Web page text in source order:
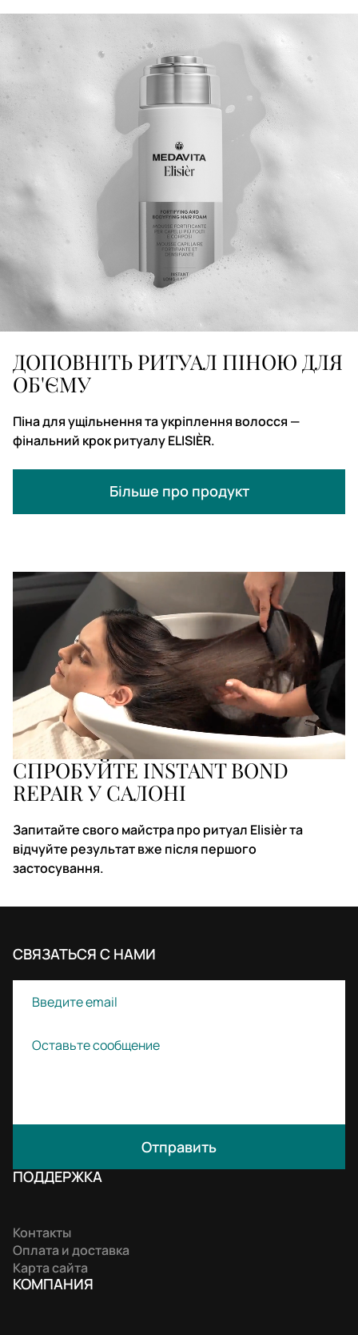
ДОПОВНІТЬ РИТУАЛ ПІНОЮ ДЛЯ
ОБ'ЄМУ
Піна для ущільнення та укріплення волосся —
фінальний крок ритуалу ELISIÈR.
Більше про продукт
СПРОБУЙТЕ INSTANT BOND
REPAIR У САЛОНІ
Запитайте свого майстра про ритуал Elisièr та
відчуйте результат вже після першого
застосування.
ПОДДЕРЖКА
Контакты
Оплата и доставка
Карта сайта
КОМПАНИЯ
СВЯЗАТЬСЯ С НАМИ
Отправить